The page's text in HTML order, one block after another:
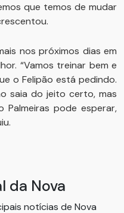
que temos de mudar
nos próximos dias em
“Vamos treinar bem e
o Felipão está pedindo.
saia do jeito certo, mas
pode esperar,
da Nova
notícias de Nova